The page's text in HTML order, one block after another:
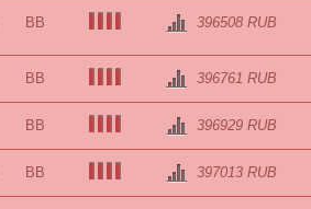
BB 396508 RUB
BB 396761 RUB
BB 396929 RUB
BB 397013 RUB